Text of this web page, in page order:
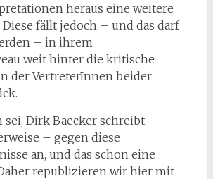
heraus eine weitere
fällt jedoch – und das darf
– in ihrem
weit hinter die kritische
der VertreterInnen beider
sei, Dirk Baecker schreibt –
– gegen diese
an, und das schon eine
republizieren wir hier mit